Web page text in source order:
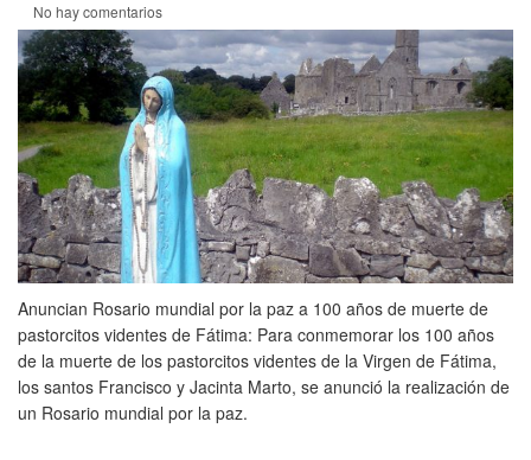
No hay comentarios
Anuncian Rosario mundial por la paz a 100 años de muerte de
pastorcitos videntes de Fátima: Para conmemorar los 100 años
de la muerte de los pastorcitos videntes de la Virgen de Fátima,
los santos Francisco y Jacinta Marto, se anunció la realización de
un Rosario mundial por la paz.